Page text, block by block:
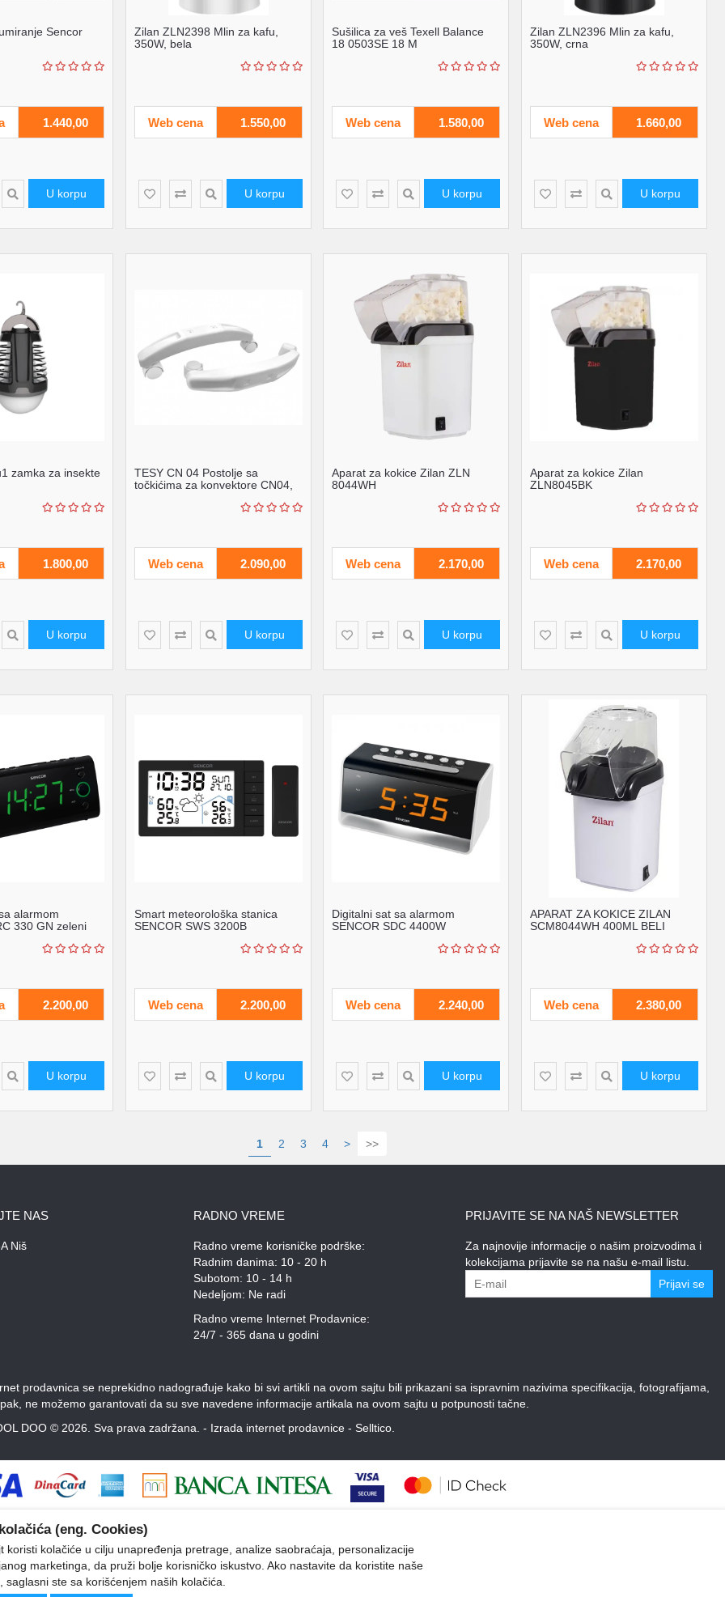
Sencor
1.440,00
U korpu
Zilan ZLN2398 Mlin za kafu,
350W, bela
Web cena 1.550,00
U korpu
Sušilica za veš Texell Balance
18 0503SE 18 M
Web cena 1.580,00
U korpu
Zilan ZLN2396 Mlin za kafu,
350W, crna
Web cena 1.660,00
U korpu
zamka za insekte
1.800,00
U korpu
TESY CN 04 Postolje sa
točkićima za konvektore CN04,
Web cena 2.090,00
U korpu
Aparat za kokice Zilan ZLN
8044WH
Web cena 2.170,00
U korpu
Aparat za kokice Zilan
ZLN8045BK
Web cena 2.170,00
U korpu
alarmom
330 GN zeleni
2.200,00
U korpu
Smart meteorološka stanica
SENCOR SWS 3200B
Web cena 2.200,00
U korpu
Digitalni sat sa alarmom
SENCOR SDC 4400W
Web cena 2.240,00
U korpu
APARAT ZA KOKICE ZILAN
SCM8044WH 400ML BELI
Web cena 2.380,00
U korpu
1 2 3 4 > >>
NAS
Niš
RADNO VREME
Radno vreme korisničke podrške:
Radnim danima: 10 - 20 h
Subotom: 10 - 14 h
Nedeljom: Ne radi
Radno vreme Internet Prodavnice:
24/7 - 365 dana u godini
PRIJAVITE SE NA NAŠ NEWSLETTER
Za najnovije informacije o našim proizvodima i
kolekcijama prijavite se na našu e-mail listu.
Prijavi se
prodavnica se neprekidno nadograđuje kako bi svi artikli na ovom sajtu bili prikazani sa ispravnim nazivima specifikacija, fotografijama,
ne možemo garantovati da su sve navedene informacije artikala na ovom sajtu u potpunosti tačne.
DOO © 2026. Sva prava zadržana. - Izrada internet prodavnice - Selltico.
(eng. Cookies)
koristi kolačiće u cilju unapređenja pretrage, analize saobraćaja, personalizacije
marketinga, da pruži bolje korisničko iskustvo. Ako nastavite da koristite naše
saglasni ste sa korišćenjem naših kolačića.